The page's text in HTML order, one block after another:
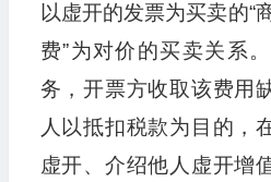
以虚开的发票为买卖的“
费”为对价的买卖关系
务，开票方收取该费用
人以抵扣税款为目的，
虚开、介绍他人虚开增